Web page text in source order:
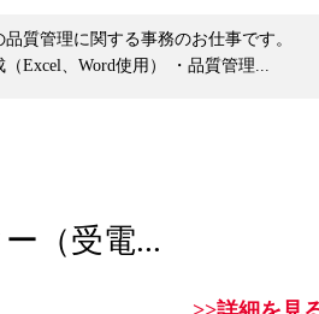
質管理に関する事務のお仕事です。
Excel、Word使用） ・品質管理...
（受電...